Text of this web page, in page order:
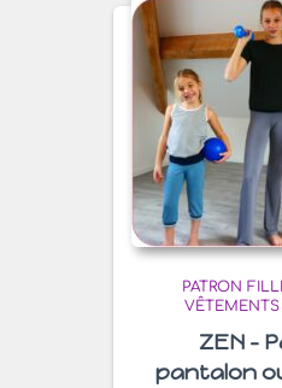
PATRON
ZEN –
pantalon